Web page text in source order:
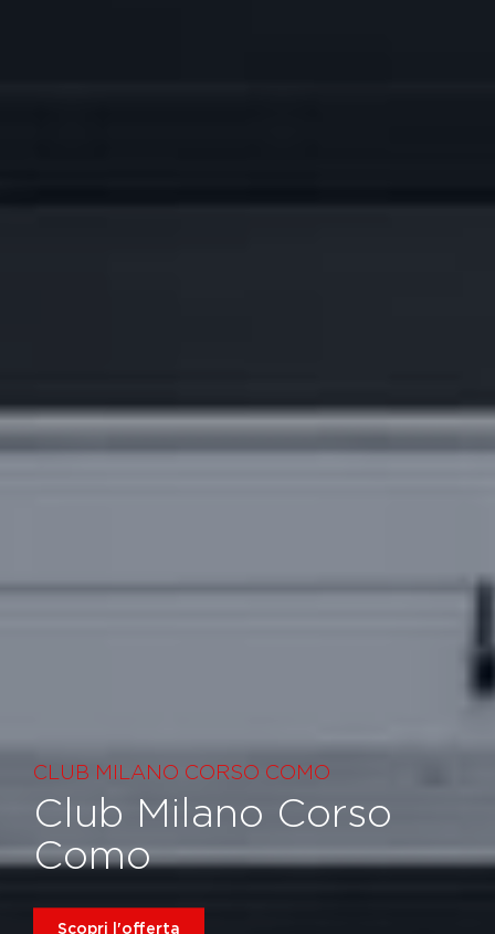
CLUB MILANO CORSO COMO
Club Milano Corso
Como
Scopri l'offerta